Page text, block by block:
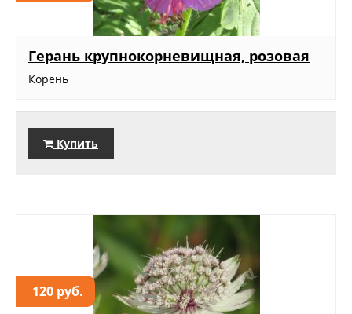
Герань крупнокорневищная, розовая
Корень
Купить
120 руб.